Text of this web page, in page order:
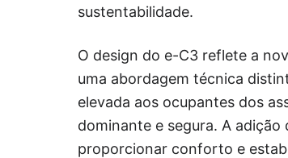
sustentabilidade.
O design do e-C3 reflete a
uma abordagem técnica
elevada aos ocupantes dos
dominante e segura. A
proporcionar conforto e